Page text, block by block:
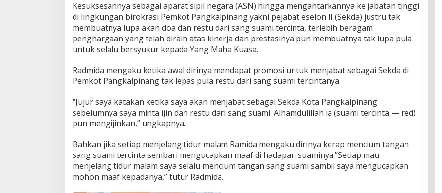
l
a
i
Kesuksesannya sebagai aparat sipil negara (ASN) hingga mengantarkannya ke jabatan tinggi
di lingkungan birokrasi Pemkot Pangkalpinang yakni pejabat eselon II (Sekda) justru tak
membuatnya lupa akan doa dan restu dari sang suami tercinta, terlebih beragam
penghargaan yang telah diraih atas kinerja dan prestasinya pun membuatnya tak lupa pula
untuk selalu bersyukur kepada Yang Maha Kuasa.
Radmida mengaku ketika awal dirinya mendapat promosi untuk menjabat sebagai Sekda di
Pemkot Pangkalpinang tak lepas pula restu dari sang suami tercintanya.
“Jujur saya katakan ketika saya akan menjabat sebagai Sekda Kota Pangkalpinang
sebelumnya saya minta ijin dan restu dari sang suami. Alhamdulillah ia (suami tercinta — red)
pun mengijinkan,” ungkapnya.
Bahkan jika setiap menjelang tidur malam Ramida mengaku dirinya kerap mencium tangan
sang suami tercinta sembari mengucapkan maaf di hadapan suaminya.”Setiap mau
menjelang tidur malam saya selalu mencium tangan sang suami sambil saya mengucapkan
mohon maaf kepadanya,” tutur Radmida.